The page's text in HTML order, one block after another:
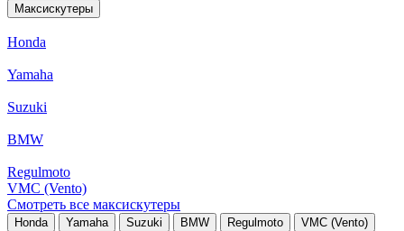
Максискутеры
Honda
Yamaha
Suzuki
BMW
Regulmoto
VMC (Vento)
Смотреть все максискутеры
Honda Yamaha Suzuki BMW Regulmoto VMC (Vento)